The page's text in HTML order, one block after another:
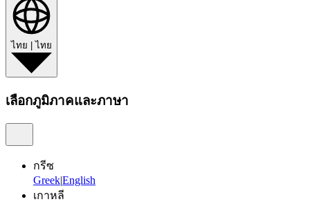
ไทย ไทย
เลือกภูมิภาคและภาษา
กรีซ
Greek|English
เกาหลี